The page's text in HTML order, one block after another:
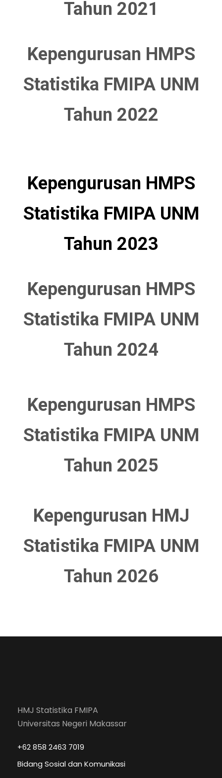
Tahun 2021
Kepengurusan HMPS
Statistika FMIPA UNM
Tahun 2022
Kepengurusan HMPS
Statistika FMIPA UNM
Tahun 2023
Kepengurusan HMPS
Statistika FMIPA UNM
Tahun 2024
Kepengurusan HMPS
Statistika FMIPA UNM
Tahun 2025
Kepengurusan HMJ
Statistika FMIPA UNM
Tahun 2026
HMJ Statistika FMIPA
Universitas Negeri Makassar
+62 858 2463 7019
Bidang Sosial dan Komunikasi